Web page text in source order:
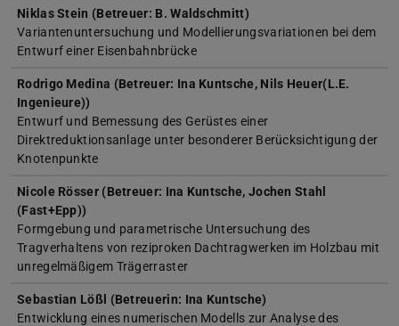
Niklas Stein (Betreuer: B. Waldschmitt)
Variantenuntersuchung und Modellierungsvariationen bei dem
Entwurf einer Eisenbahnbrücke
Rodrigo Medina (Betreuer: Ina Kuntsche, Nils Heuer(L.E.
Ingenieure))
Entwurf und Bemessung des Gerüstes einer
Direktreduktionsanlage unter besonderer Berücksichtigung der
Knotenpunkte
Nicole Rösser (Betreuer: Ina Kuntsche, Jochen Stahl
(Fast+Epp))
Formgebung und parametrische Untersuchung des
Tragverhaltens von reziproken Dachtragwerken im Holzbau mit
unregelmäßigem Trägerraster
Sebastian Lößl (Betreuerin: Ina Kuntsche)
Entwicklung eines numerischen Modells zur Analyse des